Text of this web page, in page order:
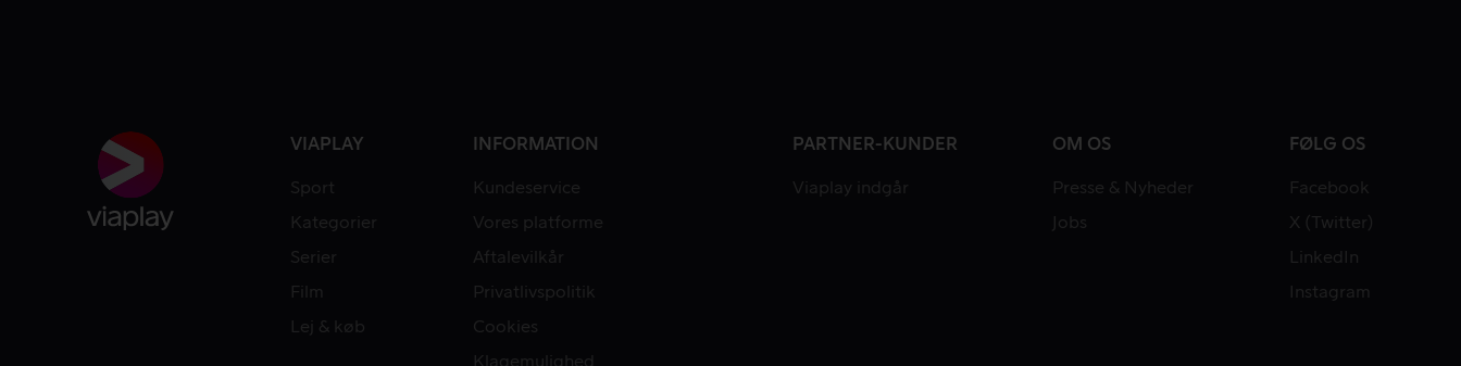
VIAPLAY
Sport
Kategorier
Serier
Film
Lej & køb
INFORMATION
Kundeservice
Vores platforme
Aftalevilkår
Privatlivspolitik
Cookies
Klagemulighed
PARTNER-KUNDER
Viaplay indgår
OM OS
Presse & Nyheder
Jobs
FØLG OS
Facebook
X (Twitter)
LinkedIn
Instagram